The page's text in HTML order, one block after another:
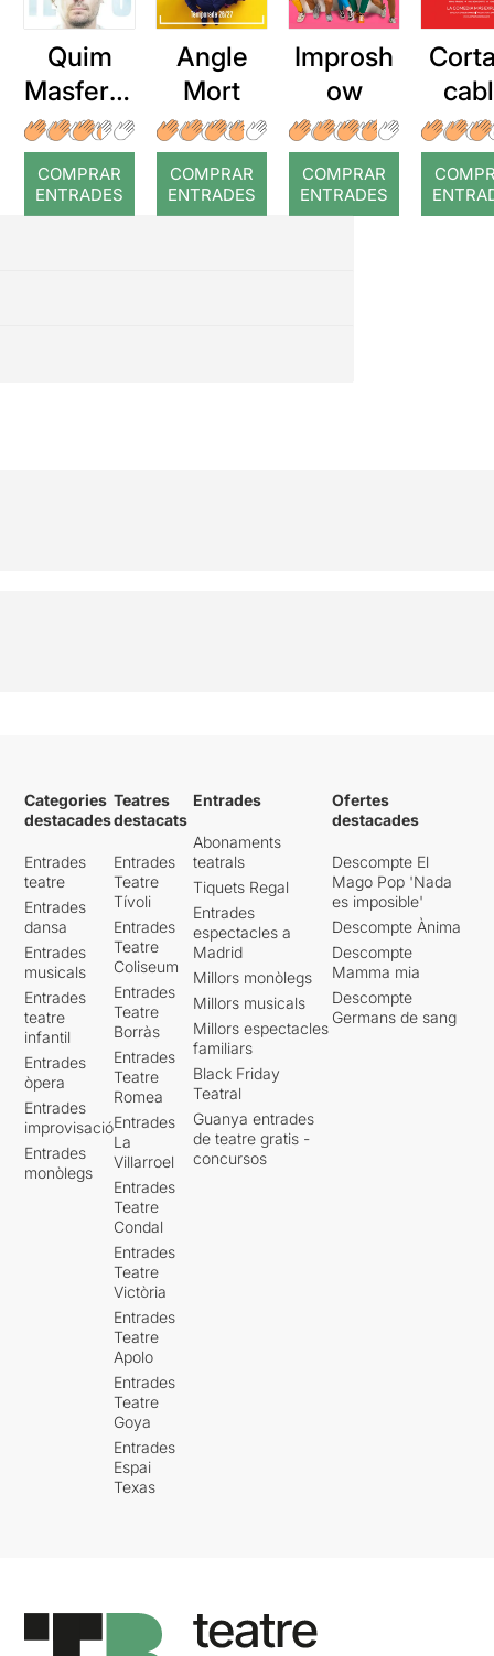
Quim
Masferre
r: Temps
COMPRAR
ENTRADES
Angle
Mort
COMPRAR
ENTRADES
Improsh
ow
COMPRAR
ENTRADES
Categories
destacades
Entrades
teatre
Entrades
dansa
Entrades
musicals
Entrades
teatre
infantil
Entrades
òpera
Entrades
improvisació
Entrades
monòlegs
Teatres
destacats
Entrades
Teatre
Tívoli
Entrades
Teatre
Coliseum
Entrades
Teatre
Borràs
Entrades
Teatre
Romea
Entrades
La
Villarroel
Entrades
Teatre
Condal
Entrades
Teatre
Victòria
Entrades
Teatre
Apolo
Entrades
Teatre
Goya
Entrades
Espai
Texas
Entrades
Abonaments
teatrals
Tiquets Regal
Entrades
espectacles a
Madrid
Millors monòlegs
Millors musicals
Millors espectacles
familiars
Black Friday
Teatral
Guanya entrades
de teatre gratis -
concursos
Ofertes
destacades
Descompte El
Mago Pop 'Nada
es imposible'
Descompte Ànima
Descompte
Mamma mia
Descompte
Germans de sang